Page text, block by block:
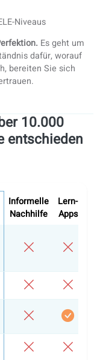
und -Kandidaten
auf Ihrem
und Schreiben
Lehrkräften
an Berufstätige
das Prüfungsformat